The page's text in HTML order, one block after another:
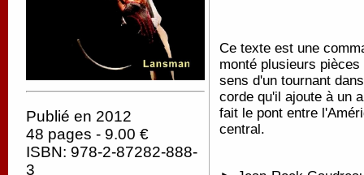
Publié en 2012
48 pages - 9.00 €
ISBN: 978-2-87282-888-
3
Ce texte est une
monté plusieurs
sens d'un tournant
corde qu'il ajoute à un
fait le pont entre
central.